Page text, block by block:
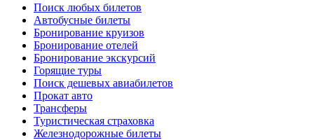
Поиск любых билетов
Автобусные билеты
Бронирование круизов
Бронирование отелей
Бронирование экскурсий
Горящие туры
Поиск дешевых авиабилетов
Прокат авто
Трансферы
Туристическая страховка
Железнодорожные билеты